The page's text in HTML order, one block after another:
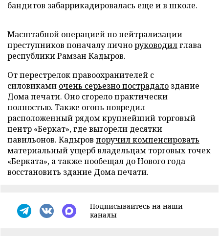
бандитов забаррикадировалась еще и в школе.
Масштабной операцией по нейтрализации
преступников поначалу личноруководилглава
республики Рамзан Кадыров.
От перестрелок правоохранителей с
силовиками очень серьезно пострадало здание
Дома печати. Оно сгорело практически
полностью. Также огонь повредил
расположенный рядом крупнейший торговый
центр «Беркат», где выгорели десятки
павильонов. Кадыров поручил компенсировать
материальный ущерб владельцам торговых точек
«Берката», а также пообещал до Нового года
восстановить здание Дома печати.
Подписывайтесь на наши
каналы